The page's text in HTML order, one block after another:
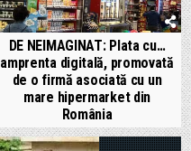
DE NEIMAGINAT: Plata cu…
amprenta digitală, promovată
de o firmă asociată cu un
mare hipermarket din
România